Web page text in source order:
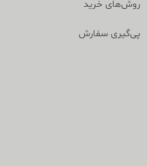
روش‌های خرید
پی‌گیری سفارش